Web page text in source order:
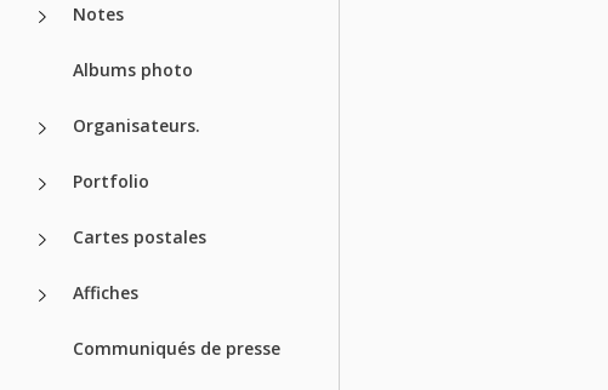
Notes
Albums photo
Organisateurs.
Portfolio
Cartes postales
Affiches
Communiqués de presse